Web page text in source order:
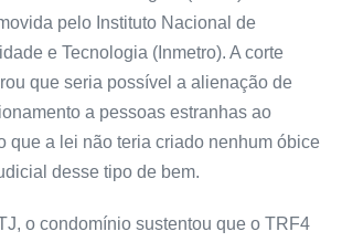
pelo Instituto Nacional de
e Tecnologia (Inmetro). A corte
que seria possível a alienação de
a pessoas estranhas ao
que a lei não teria criado nenhum óbice
desse tipo de bem.
o condomínio sustentou que o TRF4